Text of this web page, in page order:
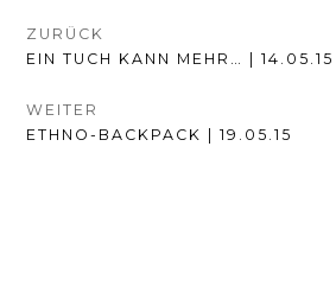
ZURÜCK
VORHERIGER
EIN TUCH KANN MEHR… | 14.05.15
WEITER
NÄCHSTER
ETHNO-BACKPACK | 19.05.15